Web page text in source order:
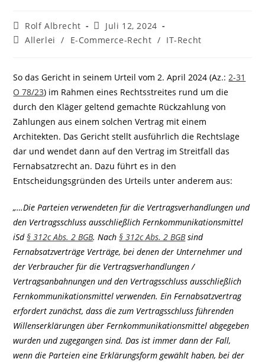
Beitrags-
Autor:
Rolf Albrecht
Beitrag
veröffentlicht:
Juli 12, 2024
Beitrags-
Allerlei / E-Commerce-Recht / IT-Recht
So das Gericht in seinem Urteil vom 2. April 2024 (Az.:2-31
O 78/23) im Rahmen eines Rechtsstreites rund um die
durch den Kläger geltend gemachte Rückzahlung von
Zahlungen aus einem solchen Vertrag mit einem
Architekten. Das Gericht stellt ausführlich die Rechtslage
dar und wendet dann auf den Vertrag im Streitfall das
Fernabsatzrecht an. Dazu führt es in den
Entscheidungsgründen des Urteils unter anderem aus:
„…Die Parteien verwendeten für die Vertragsverhandlungen und
den Vertragsschluss ausschließlich Fernkommunikationsmittel
iSd§ 312c Abs. 2 BGB. Nach§ 312c Abs. 2 BGBsind
Fernabsatzverträge Verträge, bei denen der Unternehmer und
der Verbraucher für die Vertragsverhandlungen /
Vertragsanbahnungen und den Vertragsschluss ausschließlich
Fernkommunikationsmittel verwenden. Ein Fernabsatzvertrag
erfordert zunächst, dass die zum Vertragsschluss führenden
Willenserklärungen über Fernkommunikationsmittel abgegeben
wurden und zugegangen sind. Das ist immer dann der Fall,
wenn die Parteien eine Erklärungsform gewählt haben, bei der